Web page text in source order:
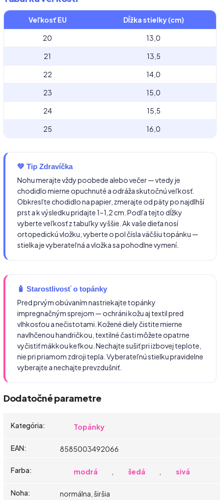
Veľkosť EU Dĺžka stielky (cm)
20 13,0
21 13,5
22 14,0
23 15,0
24 15,5
25 16,0
💚 Tip Zdravíčka
Nohu merajte vždy poobede alebo večer — vtedy je
chodidlo mierne opuchnuté a odráža skutočnú veľkosť.
Obkresľte chodidlo na papier, zmerajte od päty po najdlhší
prst a k výsledku pridajte 1–1,2 cm. Podľa tejto dĺžky
vyberte veľkosť z tabuľky vyššie. Ak vaše dieťa nosí
ortopedickú vložku, vyberte o pol čísla väčšiu topánku —
stielka je vyberateľná a vložka sa pohodlne vymení.
🧴 Starostlivosť o topánky
Pred prvým obúvaním nastriekajte topánky
impregnačným sprejom — ochráni kožu aj textil pred
vlhkosťou a nečistotami. Kožené diely čistite mierne
navlhčenou handričkou, textilné časti môžete opatrne
vyčistiť mäkkou kefkou. Nechajte sušiť pri izbovej teplote,
nie pri priamom zdroji tepla. Vyberateľnú stielku pravidelne
vyberajte a nechajte prevzdušniť.
Dodatočné parametre
Kategória: Topánky
EAN: 8585003492066
Farba: modrá šedá sivá
Noha:
normálna, širšia